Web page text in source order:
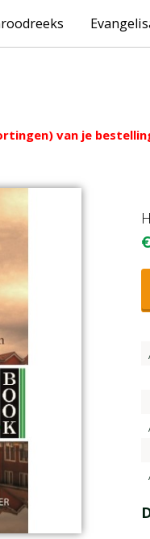
van je